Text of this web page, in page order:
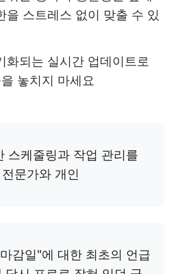
을 스트레스 없이 맞출 수 있
화되는 실시간 업데이트로
놓치지 마세요
스케줄링과 작업 관리를
문가와 개인
감일"에 대한 최초의 언급